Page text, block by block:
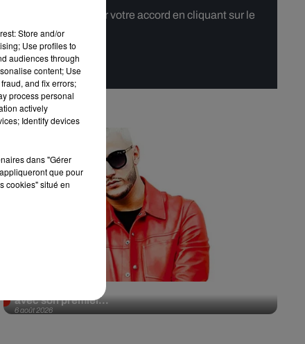
de nous donner votre accord en cliquant sur le
6 août 2026
Il y a 10 ans, DJ Snake changeait de dimension
avec son premier...
Store and/or
Use profiles to
audiences through
content; Use
and fix errors;
process personal
actively
Identify devices
dans "Gérer
que pour
cookies" situé en